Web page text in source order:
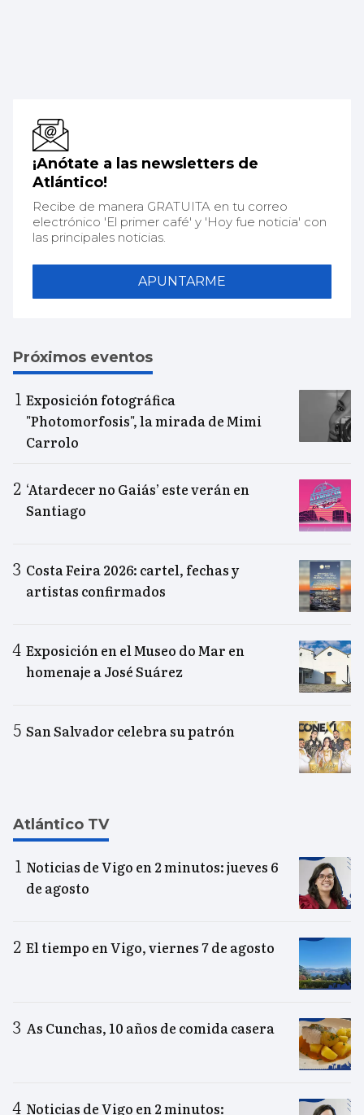
¡Anótate a las newsletters de
Atlántico!
Recibe de manera GRATUITA en tu correo
electrónico 'El primer café' y 'Hoy fue noticia' con
las principales noticias.
APUNTARME
Próximos eventos
Exposición fotográfica
"Photomorfosis", la mirada de Mimi
Carrolo
‘Atardecer no Gaiás’ este verán en
Santiago
Costa Feira 2026: cartel, fechas y
artistas confirmados
Exposición en el Museo do Mar en
homenaje a José Suárez
San Salvador celebra su patrón
Atlántico TV
Noticias de Vigo en 2 minutos: jueves 6
de agosto
El tiempo en Vigo, viernes 7 de agosto
As Cunchas, 10 años de comida casera
Noticias de Vigo en 2 minutos: